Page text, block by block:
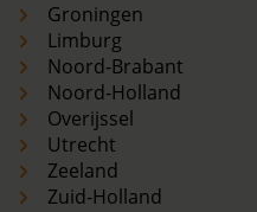
Groningen
Limburg
Noord-Brabant
Noord-Holland
Overijssel
Utrecht
Zeeland
Zuid-Holland